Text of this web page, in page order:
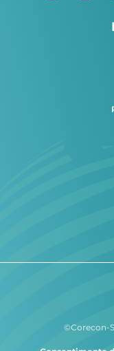
©Corecon-